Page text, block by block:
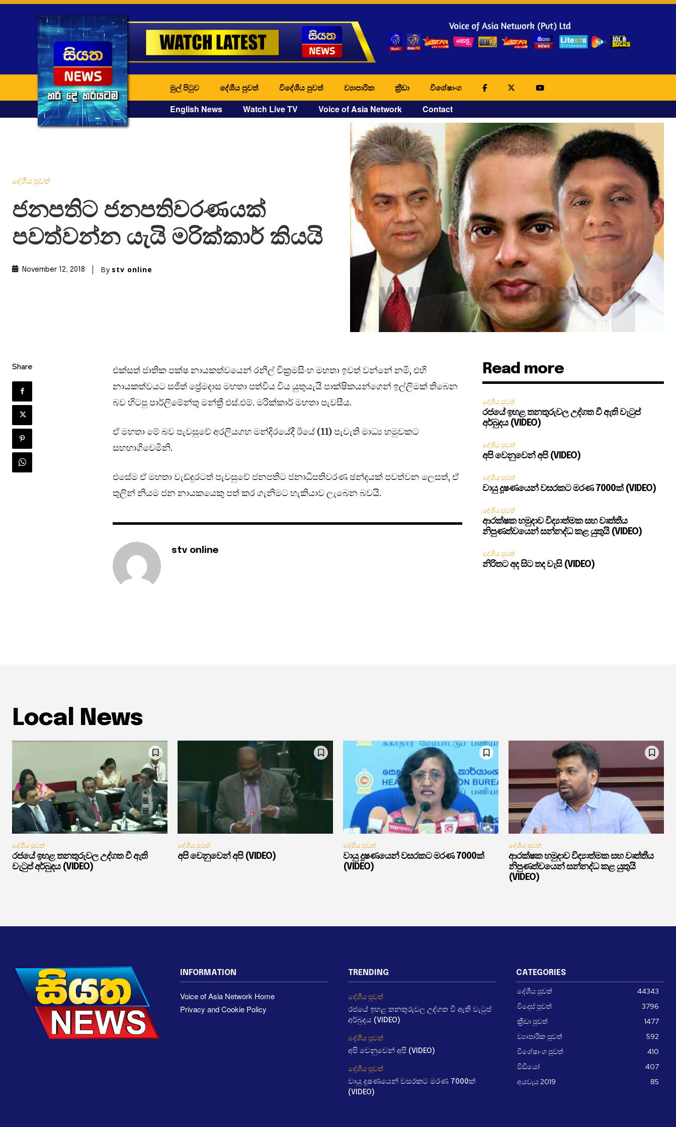
මුල් පිටුව දේශීය පුවත් විදේශීය පුවත් ව්‍යාපාරික ක්‍රීඩා විශේෂාංග
English News Watch Live TV Voice of Asia Network Contact
දේශීය පුවත්
ජනපතිට ජනපතිවරණයක්
පවත්වන්න යැයි මරික්කාර් කියයි
November 12, 2018 By stv online
Share
එක්සත් ජාතික පක්ෂ නායකත්වයෙන් රනිල් වික්‍රමසිංහ මහතා ඉවත් වන්නේ නමි, එහි
නායකත්වයට සජිත් ප්‍රේමදාස මහතා පත්විය විය යුතුයැයි පාක්ෂිකයන්ගෙන් ඉල්ලිමක් තිබෙන
බව හිටපු පාර්ලිමේන්තු මන්ත්‍රී එස්.එම්. මරික්කාර් මහතා පැවසීය.
ඒ මහතා මේ බව පැවසුවේ අරලියගහ මන්දිරයේදී ඊයේ (11) පැවැති මාධ්‍ය හමුවකට
සහභාගිවෙමිනි.
එසේම ඒ මහතා වැඩ්දුරටත් පැවසුවේ ජනපතිට ජනාධිපතිවරණ ඡන්දයක් පවත්වන ලෙසත්, ඒ
තුලින් නියම ජන නායකයෙකු පත් කර ගැනිමට හැකියාව ලැබෙන බවයි.
stv online
Read more
දේශීය පුවත්
රජයේ ඉහළ තනතුරුවල උද්ගත වී ඇති වැටුප්
අර්බුදය (VIDEO)
දේශීය පුවත්
අපි වෙනුවෙන් අපි (VIDEO)
දේශීය පුවත්
වායු දූෂණයෙන් වසරකට මරණ 7000ක් (VIDEO)
දේශීය පුවත්
ආරක්ෂක හමුදාව විද්‍යාත්මක සහ වෘත්තීය
නිපුණත්වයෙන් සන්නද්ධ කළ යුතුයි (VIDEO)
දේශීය පුවත්
නිරිතට අද සිට තද වැසි (VIDEO)
Local News
දේශීය පුවත්
රජයේ ඉහළ තනතුරුවල උද්ගත වී ඇති
වැටුප් අර්බුදය (VIDEO)
දේශීය පුවත්
අපි වෙනුවෙන් අපි (VIDEO)
දේශීය පුවත්
වායු දූෂණයෙන් වසරකට මරණ 7000ක්
(VIDEO)
දේශීය පුවත්
ආරක්ෂක හමුදාව විද්‍යාත්මක සහ වෘත්තීය
නිපුණත්වයෙන් සන්නද්ධ කළ යුතුයි
(VIDEO)
INFORMATION
Voice of Asia Network Home
Privacy and Cookie Policy
TRENDING
දේශීය පුවත්
රජයේ ඉහළ තනතුරුවල උද්ගත වී ඇති වැටුප්
අර්බුදය (VIDEO)
දේශීය පුවත්
අපි වෙනුවෙන් අපි (VIDEO)
දේශීය පුවත්
වායු දූෂණයෙන් වසරකට මරණ 7000ක්
(VIDEO)
CATEGORIES
දේශීය පුවත්
44343
විදෙස් පුවත්
3796
ක්‍රීඩා පුවත්
1477
ව්‍යාපාරික පුවත්
592
විශේෂාංග පුවත්
410
වීඩීයෝ
407
අයවැය 2019
85